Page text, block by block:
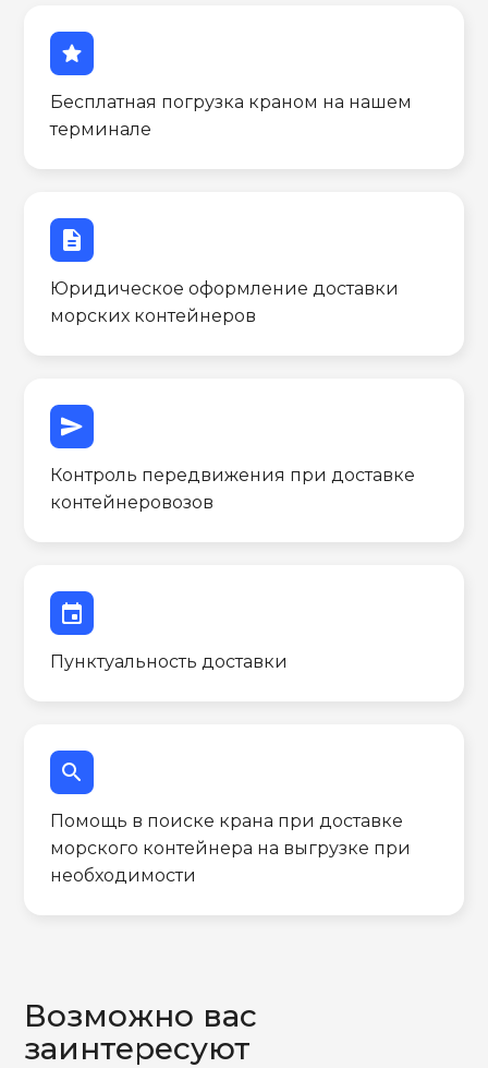
star
Бесплатная погрузка краном на нашем
терминале
description
Юридическое оформление доставки
морских контейнеров
send
Контроль передвижения при доставке
контейнеровозов
event
Пунктуальность доставки
search
Помощь в поиске крана при доставке
морского контейнера на выгрузке при
необходимости
Возможно вас
заинтересуют